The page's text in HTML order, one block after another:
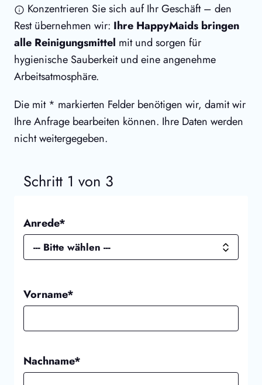
Konzentrieren Sie sich auf Ihr Geschäft – den
Rest übernehmen wir: Ihre HappyMaids bringen
alle Reinigungsmittel mit und sorgen für
hygienische Sauberkeit und eine angenehme
Arbeitsatmosphäre.
Die mit * markierten Felder benötigen wir, damit wir
Ihre Anfrage bearbeiten können. Ihre Daten werden
nicht weitergegeben.
Schritt 1 von 3
Anrede*
Vorname*
Nachname*